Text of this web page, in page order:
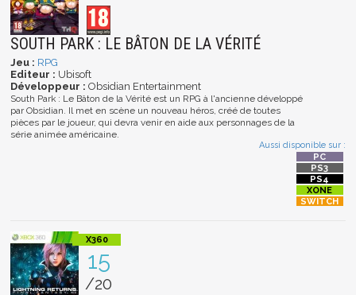
SOUTH PARK : LE BÂTON DE LA VÉRITÉ
Jeu : RPG
Editeur : Ubisoft
Développeur : Obsidian Entertainment
South Park : Le Bâton de la Vérité est un RPG à l'ancienne développé
par Obsidian. Il met en scène un nouveau héros, créé de toutes
pièces par le joueur, qui devra venir en aide aux personnages de la
série animée américaine.
Aussi disponible sur :
15
/20